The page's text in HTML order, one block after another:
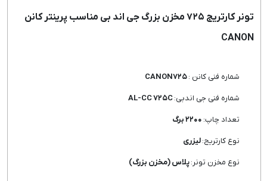
تونر کارتریج ۷۲۵ مخزن بزرگ جی اند بی مناسب پرینتر کانن
CANON
شماره فنی کانن :
شماره فنی جی اندبی:
تعداد چاپ:
نوع کارتریج:لیزری
نوع مخزن تونر:پلاس (مخزن بزرگ)